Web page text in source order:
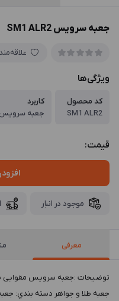
جعبه سرویس SM1 ALR2
ویژگی‌ها
کد محصول
SM1 ALR2
کاربرد
جعبه سرویس
قیمت:
موجود در انبار
معرفی
جعبه طلا و جواهر دسته بندي: